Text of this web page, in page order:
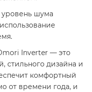
уровень шума
Inverter — это
стильного дизайна и
комфортный
от времени года, и